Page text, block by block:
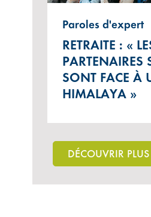
Paroles d'expert
RETRAITE : «
PARTENAIRES
SONT FACE À
HIMALAYA »
DÉCOUVRIR